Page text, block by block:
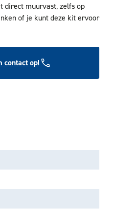
direct muurvast, zelfs op
of je kunt deze kit ervoor
contact op!